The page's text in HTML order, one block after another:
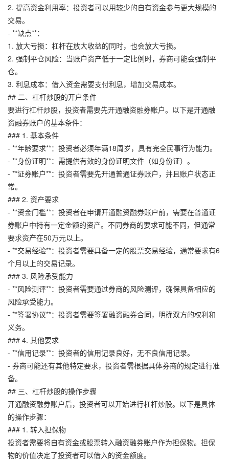
2. 提高资金利用率：投资者可以用较少的自有资金参与更大规模的
交易。
- **缺点**：
1. 放大亏损：杠杆在放大收益的同时，也会放大亏损。
2. 强制平仓风险：当账户资产低于一定比例时，券商可能会强制平
仓。
3. 利息成本：借入资金需要支付利息，增加交易成本。
## 二、杠杆炒股的开户条件
要进行杠杆炒股，投资者需要先开通融资融券账户。以下是开通融
资融券账户的基本条件：
### 1. 基本条件
- **年龄要求**：投资者必须年满18周岁，具有完全民事行为能力。
- **身份证明**：需提供有效的身份证明文件（如身份证）。
- **证券账户**：投资者需要先开通普通证券账户，并且账户状态正
常。
### 2. 资产要求
- **资金门槛**：投资者在申请开通融资融券账户前，需要在普通证
券账户中持有一定金额的资产。不同券商的要求可能不同，但通常
要求资产在50万元以上。
- **交易经验**：投资者需要具备一定的股票交易经验，通常要求有6
个月以上的交易记录。
### 3. 风险承受能力
- **风险测评**：投资者需要通过券商的风险测评，确保具备相应的
风险承受能力。
- **签署协议**：投资者需要签署融资融券合同，明确双方的权利和
义务。
### 4. 其他要求
- **信用记录**：投资者的信用记录良好，无不良信用记录。
- 券商可能还有其他特定要求，投资者需根据具体券商的规定进行准
备。
## 三、杠杆炒股的操作步骤
开通融资融券账户后，投资者可以开始进行杠杆炒股。以下是具体
的操作步骤：
### 1. 转入担保物
投资者需要将自有资金或股票转入融资融券账户作为担保物。担保
物的价值决定了投资者可以借入的资金额度。